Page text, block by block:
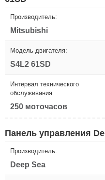
Производитель:
Mitsubishi
Модель двигателя:
S4L2 61SD
Интервал технического
обслуживания
250 моточасов
Панель управления
Производитель:
Deep Sea